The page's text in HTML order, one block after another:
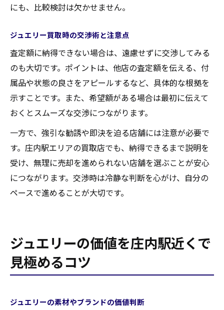
にも、比較検討は欠かせません。
ジュエリー買取時の交渉術と注意点
査定額に納得できない場合は、遠慮せずに交渉してみる
のも大切です。ポイントは、他店の査定額を伝える、付
属品や状態の良さをアピールするなど、具体的な根拠を
示すことです。また、希望額がある場合は最初に伝えて
おくとスムーズな交渉につながります。
一方で、強引な勧誘や即決を迫る店舗には注意が必要で
す。庄内駅エリアの買取店でも、納得できるまで説明を
受け、無理に売却を進められない店舗を選ぶことが安心
につながります。交渉時は冷静な判断を心がけ、自分の
ペースで進めることが大切です。
ジュエリーの価値を庄内駅近くで
見極めるコツ
ジュエリーの素材やブランドの価値判断